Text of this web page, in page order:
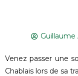
Guillaume
Venez passer une
Chablais lors de sa